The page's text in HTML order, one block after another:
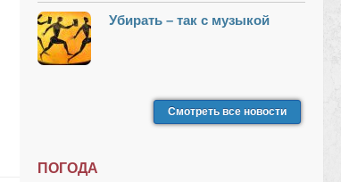
Убирать – так с музыкой
Смотреть все новости
ПОГОДА